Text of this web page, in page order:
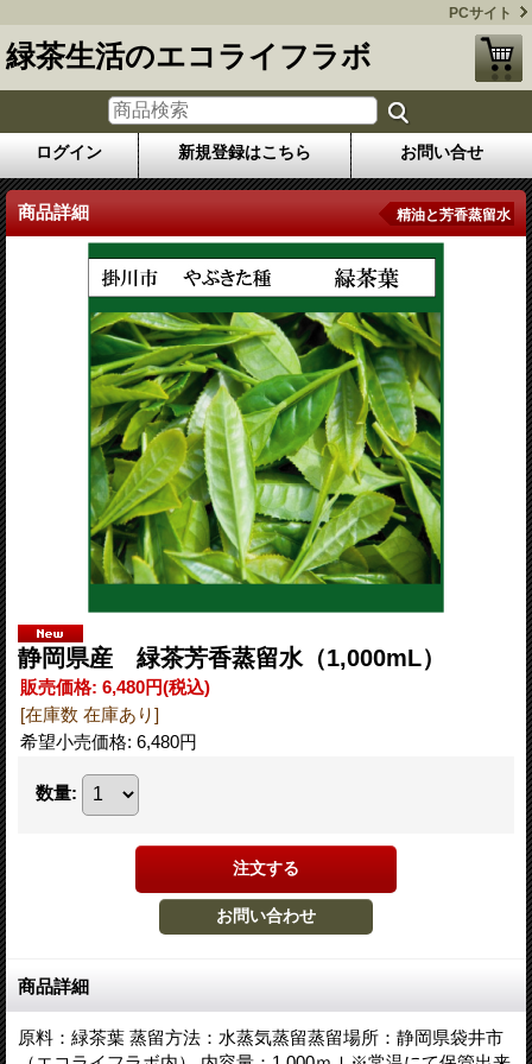
PCサイト
緑茶生活のエコライフラボ
ログイン 新規登録はこちら お問い合せ
商品詳細 精油と芳香蒸留水
静岡県産 緑茶芳香蒸留水（1,000mL）
販売価格: 6,480円(税込)
[在庫数 在庫あり]
希望小売価格: 6,480円
数量:
商品詳細
原料：緑茶葉 蒸留方法：水蒸気蒸留蒸留場所：静岡県袋井市